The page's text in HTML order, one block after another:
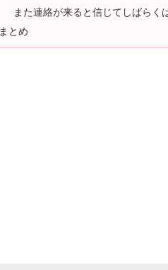
また連絡が来ると信じてしばらく
まとめ